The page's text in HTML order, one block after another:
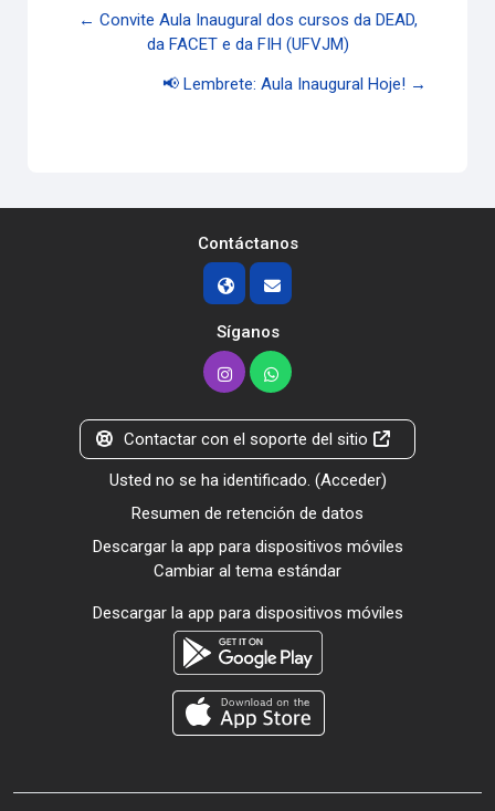
← Convite Aula Inaugural dos cursos da DEAD,
da FACET e da FIH (UFVJM)
📢 Lembrete: Aula Inaugural Hoje! →
Contáctanos
Síganos
Contactar con el soporte del sitio
Usted no se ha identificado. (Acceder)
Resumen de retención de datos
Descargar la app para dispositivos móviles
Cambiar al tema estándar
Descargar la app para dispositivos móviles